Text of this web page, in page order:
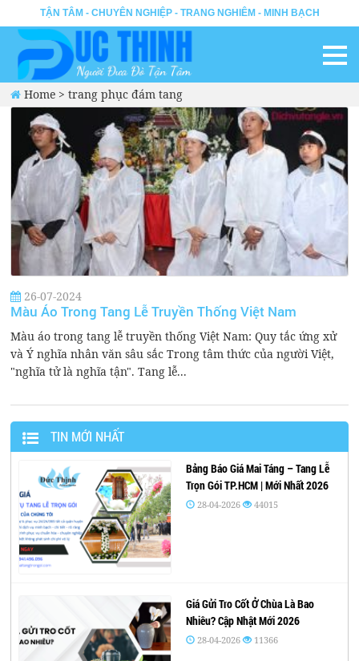
TẬN TÂM - CHUYÊN NGHIỆP - TRANG NGHIÊM - MINH BẠCH
Home >trang phục đám tang
26-07-2024
Màu Áo Trong Tang Lễ Truyền Thống Việt Nam
Màu áo trong tang lễ truyền thống Việt Nam: Quy tắc ứng xử
và Ý nghĩa nhân văn sâu sắc Trong tâm thức của người Việt,
"nghĩa tử là nghĩa tận". Tang lễ...
TIN MỚI NHẤT
Bảng Báo Giá Mai Táng – Tang Lễ
Trọn Gói TP.HCM | Mới Nhất 2026
28-04-2026 44015
Giá Gửi Tro Cốt Ở Chùa Là Bao
Nhiêu? Cập Nhật Mới 2026
28-04-2026 11366